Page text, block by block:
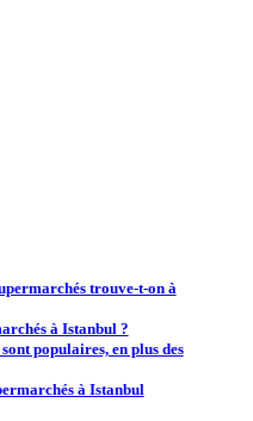
trouve-t-on à
à Istanbul ?
populaires, en plus des
à Istanbul